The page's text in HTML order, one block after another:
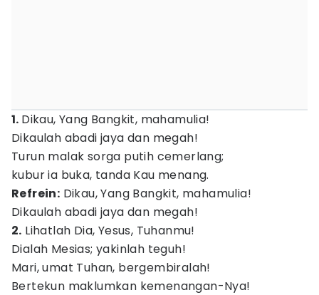
1. Dikau, Yang Bangkit, mahamulia!
Dikaulah abadi jaya dan megah!
Turun malak sorga putih cemerlang;
kubur ia buka, tanda Kau menang.
Refrein: Dikau, Yang Bangkit, mahamulia!
Dikaulah abadi jaya dan megah!
2. Lihatlah Dia, Yesus, Tuhanmu!
Dialah Mesias; yakinlah teguh!
Mari, umat Tuhan, bergembiralah!
Bertekun maklumkan kemenangan-Nya!